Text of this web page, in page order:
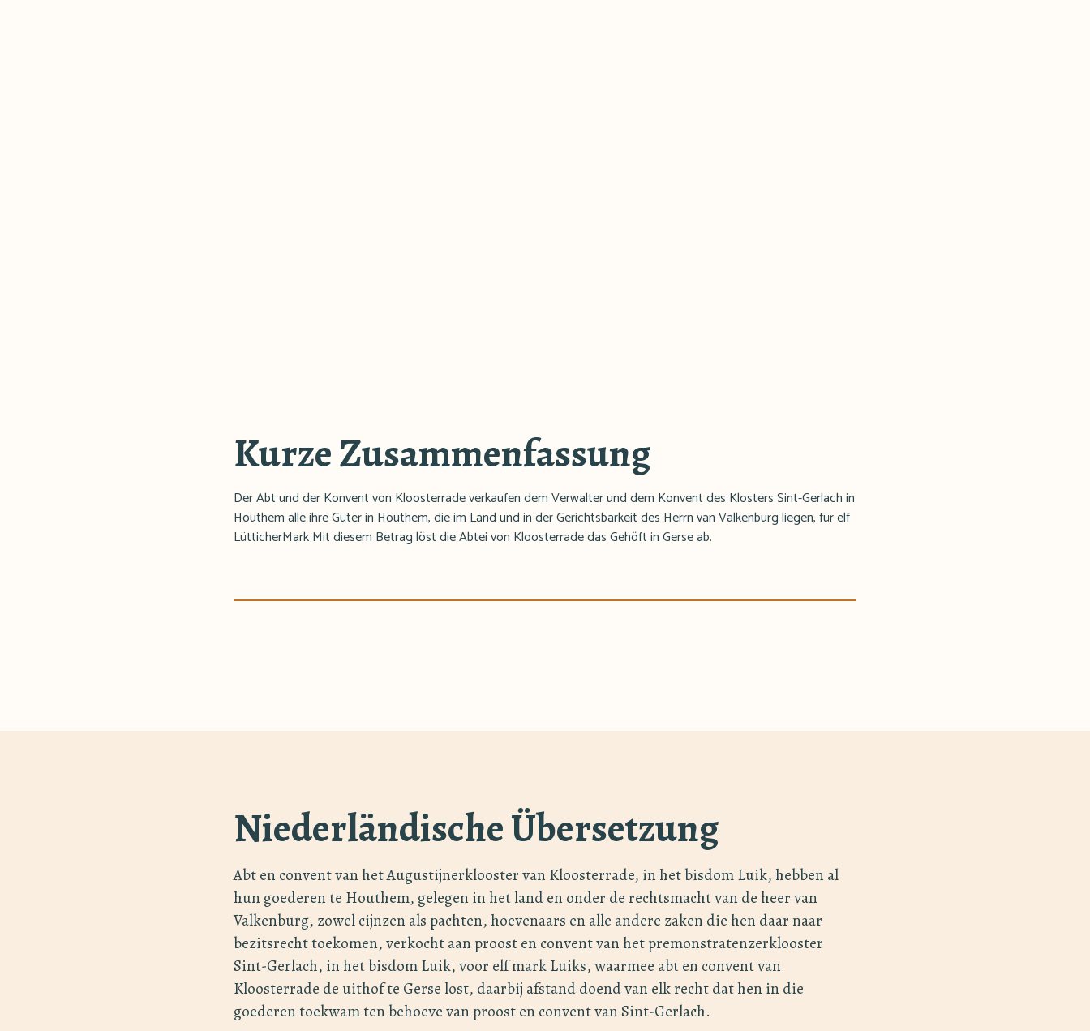
Kurze Zusammenfassung
Der Abt und der Konvent von Kloosterrade verkaufen dem Verwalter und dem Konvent des Klosters Sint-Gerlach in
Houthem alle ihre Güter in Houthem, die im Land und in der Gerichtsbarkeit des Herrn van Valkenburg liegen, für elf
LütticherMark Mit diesem Betrag löst die Abtei von Kloosterrade das Gehöft in Gerse ab.
Niederländische Übersetzung
Abt en convent van het Augustijnerklooster van Kloosterrade, in het bisdom Luik, hebben al
hun goederen te Houthem, gelegen in het land en onder de rechtsmacht van de heer van
Valkenburg, zowel cijnzen als pachten, hoevenaars en alle andere zaken die hen daar naar
bezitsrecht toekomen, verkocht aan proost en convent van het premonstratenzerklooster
Sint-Gerlach, in het bisdom Luik, voor elf mark Luiks, waarmee abt en convent van
Kloosterrade de uithof te Gerse lost, daarbij afstand doend van elk recht dat hen in die
goederen toekwam ten behoeve van proost en convent van Sint-Gerlach.